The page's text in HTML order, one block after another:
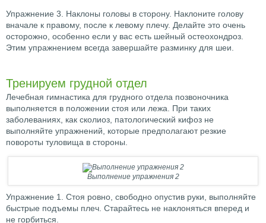
Упражнение 3. Наклоны головы в сторону. Наклоните голову
вначале к правому, после к левому плечу. Делайте это очень
осторожно, особенно если у вас есть шейный остеохондроз.
Этим упражнением всегда завершайте разминку для шеи.
Тренируем грудной отдел
Лечебная гимнастика для грудного отдела позвоночника
выполняется в положении стоя или лежа. При таких
заболеваниях, как сколиоз, патологический кифоз не
выполняйте упражнений, которые предполагают резкие
повороты туловища в стороны.
Выполнение упражнения 2
Упражнение 1. Стоя ровно, свободно опустив руки, выполняйте
быстрые подъемы плеч. Старайтесь не наклоняться вперед и
не горбиться.